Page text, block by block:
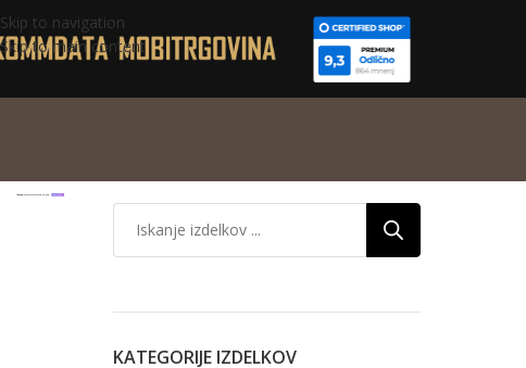
Skip to navigation
Skip to main content
KATEGORIJE IZDELKOV